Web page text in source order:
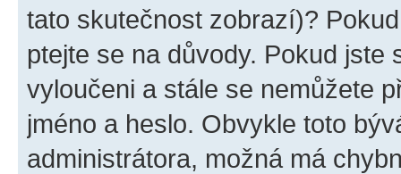
tato skutečnost zobrazí)?
ptejte se na důvody. Pokud jste
vyloučeni a stále se nemůžete
jméno a heslo. Obvykle toto
administrátora, možná má